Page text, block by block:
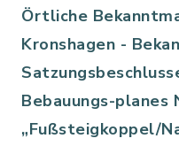
Örtliche
Kronshagen -
Bebauungs-planes
„Fußsteigkoppel/